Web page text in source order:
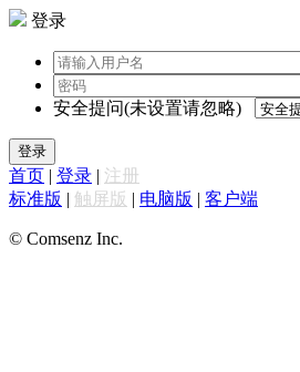
登录
安全提问(未设置请忽略)
登录
首页 | 登录 | 注册
标准版 | 触屏版 | 电脑版 | 客户端
© Comsenz Inc.